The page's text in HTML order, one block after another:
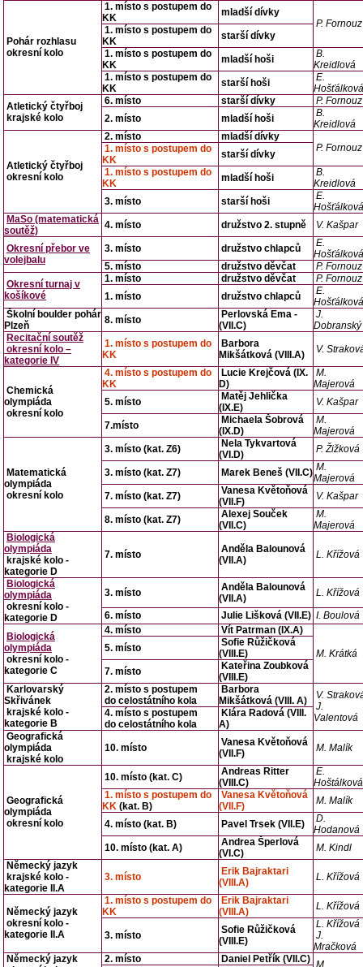
Pohár rozhlasu
okresní kolo
1. místo s postupem do
KK
mladší dívky
P. Fornouz
1. místo s postupem do
KK
starší dívky
1. místo s postupem do
KK
mladší hoši
B.
Kreidlová
1. místo s postupem do
KK
starší hoši
E.
Hošťálková
Atletický čtyřboj
krajské kolo
6. místo starší dívky
P. Fornouz
2. místo
mladší hoši
B.
Kreidlová
Atletický čtyřboj
okresní kolo
2. místo
mladší dívky
P. Fornouz
1. místo s postupem do
KK
starší dívky
1. místo s postupem do
KK
mladší hoši
B.
Kreidlová
3. místo
starší hoši
E.
Hošťálková
MaSo (matematická
soutěž)
4. místo družstvo 2. stupně V. Kašpar
Okresní přebor ve
volejbalu
3. místo družstvo chlapců
E.
Hošťálková
5. místo
družstvo děvčat
P. Fornouz
Okresní turnaj v
košíkové
1. místo družstvo děvčat
P. Fornouz
1. místo
družstvo chlapců
E.
Hošťálková
Školní boulder pohár
Plzeň
8. místo
Perlovská Ema -
(VII.C)
J.
Dobranský
Recitační soutěž
okresní kolo –
kategorie IV
1. místo s postupem do
KK
Barbora
Mikšátková (VIII.A)
V.
Chemická
olympiáda
okresní kolo
4. místo s postupem do
KK
Lucie Krejčová (IX.
D)
M.
Majerová
5. místo
Matěj Jehlička
(IX.E)
V. Kašpar
7.místo
Michaela Šobrová
(IX.D)
M.
Majerová
Matematická
olympiáda
okresní kolo
3. místo (kat. Z6)
Nela Tykvartová
(VI.D)
P. Žižková
3. místo (kat. Z7) Marek Beneš (VII.C) M.
Majerová
7. místo (kat. Z7)
Vanesa Květoňová
(VII.F)
V. Kašpar
8. místo (kat. Z7)
Alexej Souček
(VII.C)
M.
Majerová
Biologická
olympiáda
krajské kolo -
kategorie D
7. místo
Anděla Balounová
(VII.A)
L. Křížová
Biologická
olympiáda
okresní kolo -
kategorie D
3. místo
Anděla Balounová
(VII.A)
L. Křížová
6. místo
Julie Lišková (VII.E) I. Boulová
Biologická
olympiáda
okresní kolo -
kategorie C
4. místo Vít Patrman (IX.A)
M. Krátká
5. místo
Sofie Růžičková
(VIII.E)
7. místo
Kateřina Zoubková
(VIII.E)
Karlovarský
Skřivánek
krajské kolo -
kategorie B
2. místo s postupem
do celostátního kola
Barbora
Mikšátková (VIII. A)
V.
J.
Valentová
4. místo s postupem
do celostátního kola
Klára Radová (VIII.
A)
Geografická
olympiáda
krajské kolo
10. místo
Vanesa Květoňová
(VII.F)
M. Malík
Geografická
olympiáda
okresní kolo
10. místo (kat. C)
Andreas Ritter
(VIII.C)
E.
Hoštálková
1. místo s postupem do
KK (kat. B)
Vanesa Květoňová
(VII.F)
M. Malík
4. místo (kat. B) Pavel Trsek (VII.E)
D.
Hodanová
10. místo (kat. A)
Andrea Šperlová
(VI.C)
M. Kindl
Německý jazyk
krajské kolo -
kategorie II.A
3. místo
Erik Bajraktari
(VIII.A)
L. Křížová
Německý jazyk
okresní kolo -
kategorie II.A
1. místo s postupem do
KK
Erik Bajraktari
(VIII.A)
L. Křížová
3. místo
Sofie Růžičková
(VIII.E)
L. Křížová
J.
Mračková
Německý jazyk
2. místo Daniel Petřík (VII.C) M.